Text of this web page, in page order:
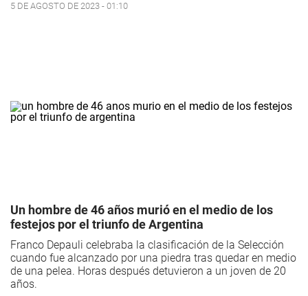
5 DE AGOSTO DE 2023 - 01:10
Un hombre de 46 años murió en el medio de los
festejos por el triunfo de Argentina
Franco Depauli celebraba la clasificación de la Selección
cuando fue alcanzado por una piedra tras quedar en medio
de una pelea. Horas después detuvieron a un joven de 20
años.